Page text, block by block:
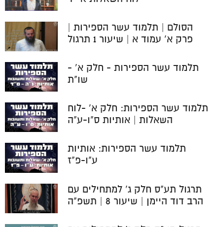
הסולם | תלמוד עשר הספירות |
פרק א' עמוד א | שיעור 1 תרגול
תלמוד עשר הספירות - חלק א' -
שו"ת
תלמוד עשר הספירות: חלק א' -לוח
השאלות | אותיות ס"ו-ע"ה
תלמוד עשר הספירות: אותיות
ע"ו-פ"ז
תרגול תע"ס חלק ג' למתחילים עם
הרב דוד היימן | שיעור 8 | תשפ"ה